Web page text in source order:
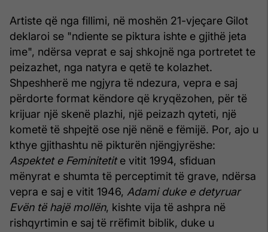
Artiste që nga fillimi, në moshën 21-vjeçare Gilot
deklaroi se "ndiente se piktura ishte e gjithë jeta
ime", ndërsa veprat e saj shkojnë nga portretet te
peizazhet, nga natyra e qetë te kolazhet.
Shpeshherë me ngjyra të ndezura, vepra e saj
përdorte format këndore që kryqëzohen, për të
krijuar një skenë plazhi, një peizazh qyteti, një
kometë të shpejtë ose një nënë e fëmijë. Por, ajo u
kthye gjithashtu në pikturën njëngjyrëshe:
Aspektet e Feminitetite vitit 1994, sfiduan
mënyrat e shumta të perceptimit të grave, ndërsa
vepra e saj e vitit 1946, Adami duke e detyruar
Evën të hajë mollën, kishte vija të ashpra në
rishqyrtimin e saj të rrëfimit biblik, duke u